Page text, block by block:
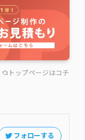
トップページはコチ
フォローする